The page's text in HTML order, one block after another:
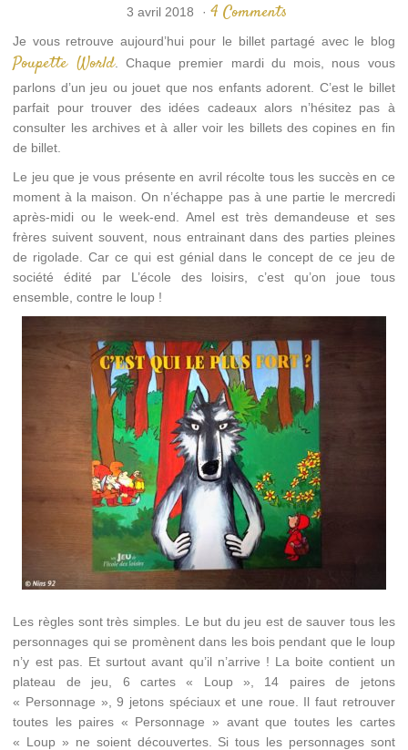
3 avril 2018 · 4 Comments
Je vous retrouve aujourd’hui pour le billet partagé avec le blog
Poupette World. Chaque premier mardi du mois, nous vous
parlons d’un jeu ou jouet que nos enfants adorent. C’est le billet
parfait pour trouver des idées cadeaux alors n’hésitez pas à
consulter les archives et à aller voir les billets des copines en fin
de billet.
Le jeu que je vous présente en avril récolte tous les succès en ce
moment à la maison. On n’échappe pas à une partie le mercredi
après-midi ou le week-end. Amel est très demandeuse et ses
frères suivent souvent, nous entrainant dans des parties pleines
de rigolade. Car ce qui est génial dans le concept de ce jeu de
société édité par L’école des loisirs, c’est qu’on joue tous
ensemble, contre le loup !
Les règles sont très simples. Le but du jeu est de sauver tous les
personnages qui se promènent dans les bois pendant que le loup
n’y est pas. Et surtout avant qu’il n’arrive ! La boite contient un
plateau de jeu, 6 cartes « Loup », 14 paires de jetons
« Personnage », 9 jetons spéciaux et une roue. Il faut retrouver
toutes les paires « Personnage » avant que toutes les cartes
« Loup » ne soient découvertes. Si tous les personnages sont